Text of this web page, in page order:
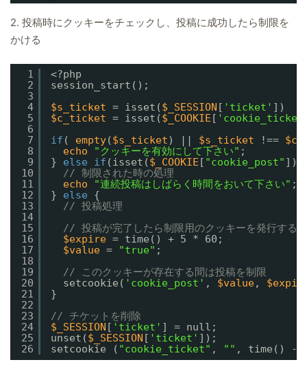
2. 投稿時にクッキーをチェックし、投稿に成功したら制限を
かける
1
2
3
4
5
6
7
8
9
10
11
12
13
14
15
16
17
18
19
20
21
22
23
24
25
26
<?php
session_start();
$s_ticket = isset($_SESSION [ 'ticket' ])
$c_ticket = isset($_COOKIE [
if ( empty($s_ticket) || $s_ticket !==
echo
"クッキーを有効にして下さい" ;
} else if (isset($_COOKIE [ "cookie_post"
// 制限された時の処理
echo
"連続投稿はしばらく時間をおいて下さい" ;
} else
{
// 投稿処理
// 投稿が完了したら制限用のクッキーを発行する
$expire = time() + 5 * 60;
$value = "true" ;
// このクッキーが存在する間は投稿を制限
setcookie( 'cookie_post' , $value,
}
// チケットを削除
$_SESSION [ 'ticket' ] = null;
unset($_SESSION [ 'ticket' ]);
setcookie ( "cookie_ticket" , "" , time() -